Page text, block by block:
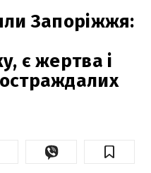
Запоріжжя:
є жертва і